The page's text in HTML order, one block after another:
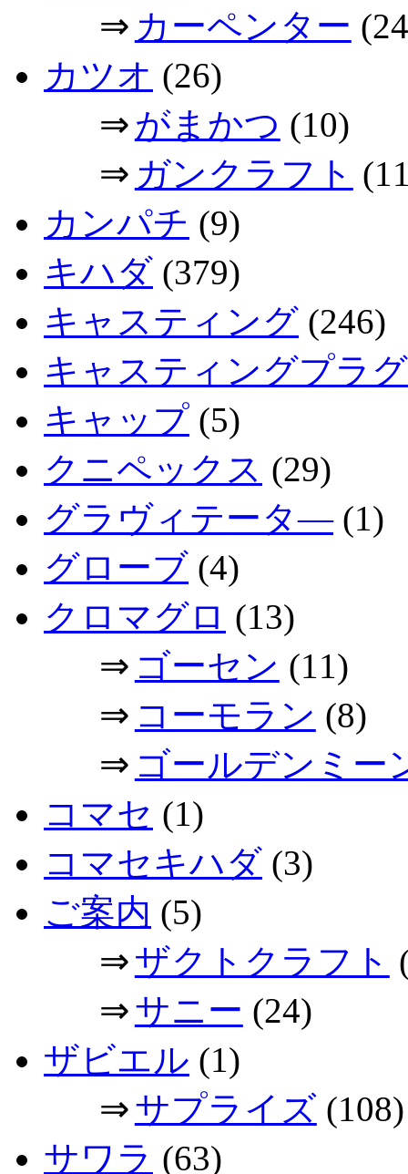
⇒ カーペンター
カツオ (26)
⇒ がまかつ (10)
⇒ ガンクラフト
カンパチ (9)
キハダ (379)
キャスティング (246)
キャスティングプラ
キャップ (5)
クニペックス (29)
グラヴィテータ―(1)
グローブ (4)
クロマグロ (13)
⇒ ゴーセン (11)
⇒ コーモラン (8)
⇒ ゴールデンミー
コマセ (1)
コマセキハダ (3)
ご案内 (5)
⇒ザクトクラフト
⇒サニー (24)
ザビエル (1)
⇒サプライズ(108)
サワラ (63)